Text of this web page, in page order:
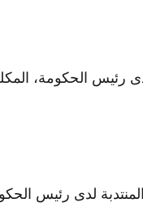
رئيس الحكومة،
لدى رئيس